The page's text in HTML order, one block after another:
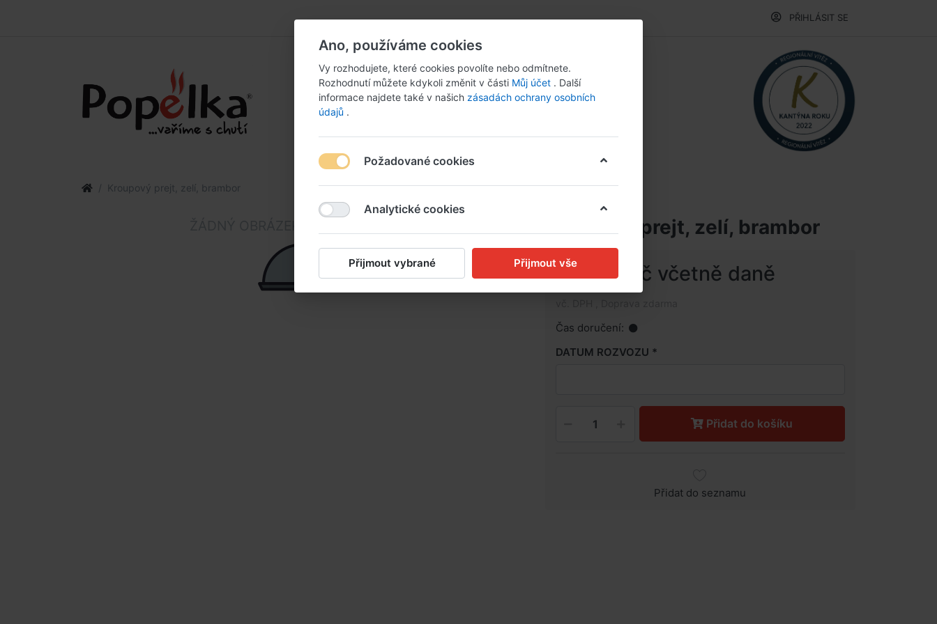
PŘIHLÁSIT SE
Kroupový prejt, zelí, brambor
Kroupový prejt, zelí, brambor
130,00 Kč včetně daně
Čas doručení:
DATUM ROZVOZU
Přidat do košíku
Přidat do seznamu
Ano, používáme cookies
Vy rozhodujete, které cookies povolíte nebo odmítnete.
Rozhodnutí můžete kdykoli změnit v části Můj účet . Další
informace najdete také v našich zásadách ochrany osobních
údajů .
Požadované cookies
Analytické cookies
Přijmout vybrané Přijmout vše